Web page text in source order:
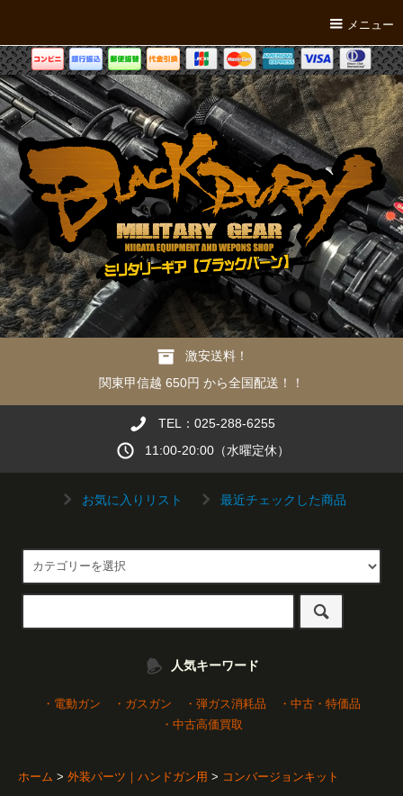
メニュー
激安送料！
関東甲信越 650円 から全国配送！！
TEL：025-288-6255
11:00-20:00（水曜定休）
お気に入りリスト 最近チェックした商品
人気キーワード
・電動ガン ・ガスガン ・弾ガス消耗品
・中古・特価品
・中古高価買取
ホーム > 外装パーツ｜ハンドガン用 > コンバージョンキット